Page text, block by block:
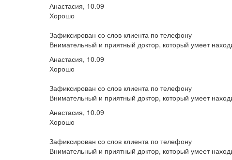
Анастасия, 10.09
Хорошо
Зафиксирован со слов клиента по телефону
Внимательный и приятный доктор, который умеет
Анастасия, 10.09
Хорошо
Зафиксирован со слов клиента по телефону
Внимательный и приятный доктор, который умеет
Анастасия, 10.09
Хорошо
Зафиксирован со слов клиента по телефону
Внимательный и приятный доктор, который умеет